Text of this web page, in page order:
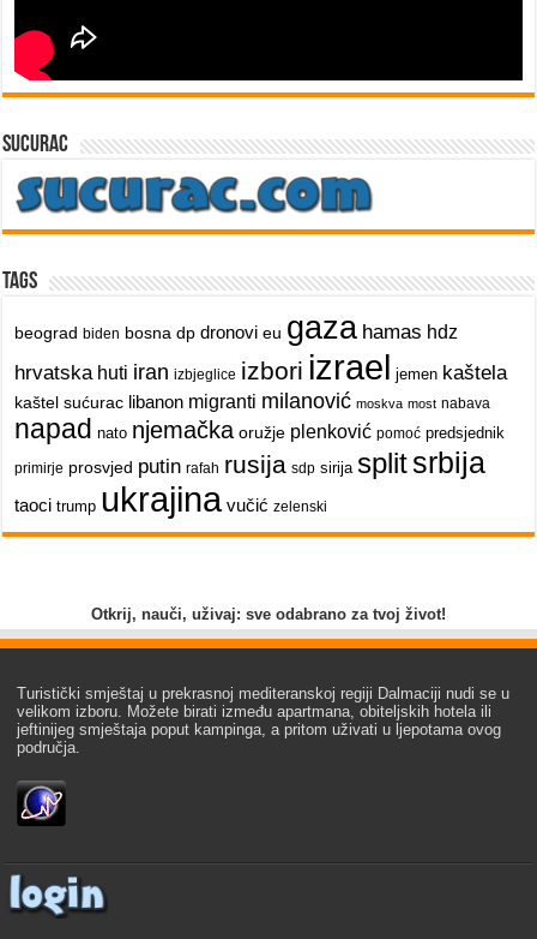
sucurac
Tags
beograd biden bosna dp dronovi eu gaza hamas hdz
hrvatska huti iran izbjeglice izbori izrael jemen kaštela
kaštel sućurac libanon migranti milanović moskva most nabava
napad nato njemačka oružje plenković pomoć predsjednik
primirje prosvjed putin rafah rusija sdp sirija splitsrbija
taoci trump ukrajina vučić zelenski
Otkrij, nauči, uživaj: sve odabrano za tvoj život!
Turistički smještaj u prekrasnoj mediteranskoj regiji Dalmaciji nudi se u
velikom izboru. Možete birati između apartmana, obiteljskih hotela ili
jeftinijeg smještaja poput kampinga, a pritom uživati u ljepotama ovog
područja.